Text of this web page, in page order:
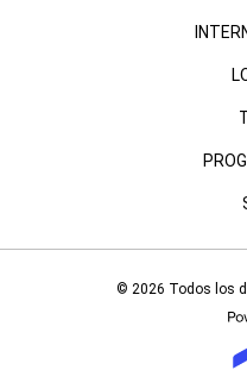
© 2026 Todos los